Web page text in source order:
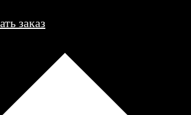
заказ